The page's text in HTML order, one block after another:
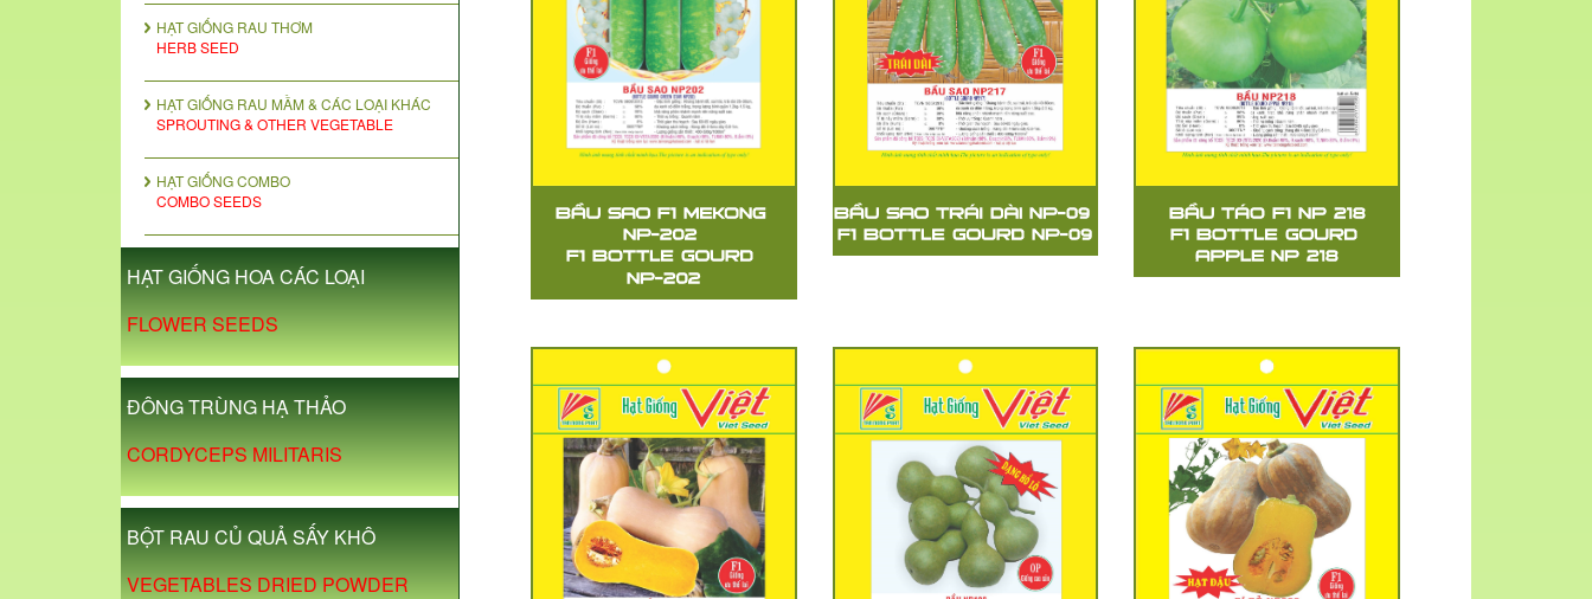
HẠT GIỐNG RAU THƠM
HERB SEED
HẠT GIỐNG RAU MẦM & CÁC LOẠI KHÁC
SPROUTING & OTHER VEGETABLE
HẠT GIỐNG COMBO
COMBO SEEDS
HẠT GIỐNG HOA CÁC LOẠI
FLOWER SEEDS
ĐÔNG TRÙNG HẠ THẢO
CORDYCEPS MILITARIS
BỘT RAU CỦ QUẢ SẤY KHÔ
VEGETABLES DRIED POWDER